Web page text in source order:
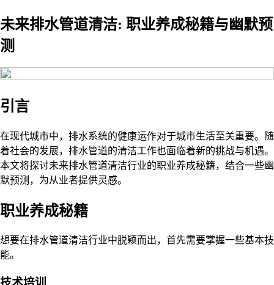
未来排水管道清洁: 职业养成秘籍与幽默预
测
引言
在现代城市中，排水系统的健康运作对于城市生活至关重要。随
着社会的发展，排水管道的清洁工作也面临着新的挑战与机遇。
本文将探讨未来排水管道清洁行业的职业养成秘籍，结合一些幽
默预测，为从业者提供灵感。
职业养成秘籍
想要在排水管道清洁行业中脱颖而出，首先需要掌握一些基本技
能。
技术培训